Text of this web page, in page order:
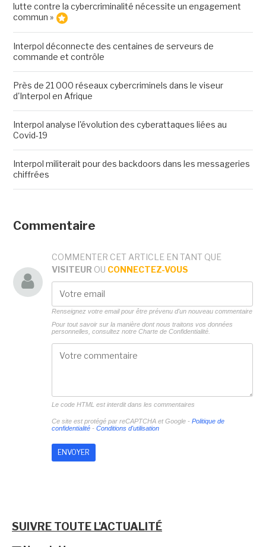
lutte contre la cybercriminalité nécessite un engagement
commun »
Interpol déconnecte des centaines de serveurs de
commande et contrôle
Près de 21 000 réseaux cybercriminels dans le viseur
d'Interpol en Afrique
Interpol analyse l'évolution des cyberattaques liées au
Covid-19
Interpol militerait pour des backdoors dans les messageries
chiffrées
Commentaire
COMMENTER CET ARTICLE EN TANT QUE
VISITEUR OU CONNECTEZ-VOUS
Renseignez votre email pour être prévenu d'un nouveau commentaire
Pour tout savoir sur la manière dont nous traitons vos données
personnelles, consultez notre Charte de Confidentialité.
Le code HTML est interdit dans les commentaires
Ce site est protégé par reCAPTCHA et Google - Politique de
confidentialité- Conditions d'utilisation
SUIVRE TOUTE L'ACTUALITÉ